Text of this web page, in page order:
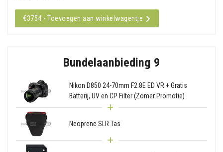
€3754 - Toevoegen aan winkelwagentje
Bundelaanbieding 9
Nikon D850 24-70mm F2.8E ED VR + Gratis
Batterij, UV en CP Filter (Zomer Promotie)
Neoprene SLR Tas